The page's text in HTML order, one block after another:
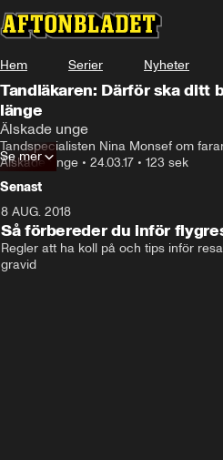
Hem Serier Nyheter
Tandläkaren: Därför ska ditt
länge
Älskade unge
Tandspecialisten Nina Monsef om
Älskade unge • 24.03.17 • 123 sek
Se mer
Senast
8 AUG. 2018
Så förbereder du inför
Regler att ha koll på och tips inför
gravid